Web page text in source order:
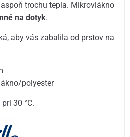
trochu tepla. Mikrovlákno
na dotyk.
aby vás zabalila od prstov na
polyester
30 °C.